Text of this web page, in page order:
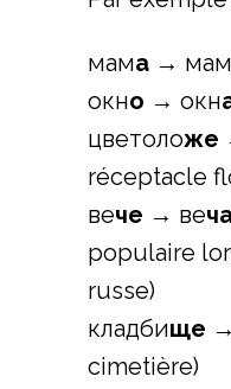
мама → мам
окно → окн
цветоложе
réceptacle
вече → ве
populaire
russe)
кладбище
cimetière)